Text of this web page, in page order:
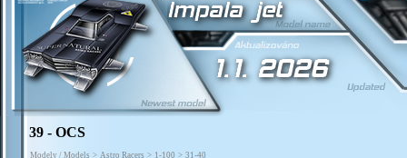
39 - OCS
Modely / Models > Astro Racers > 1-100 > 31-40